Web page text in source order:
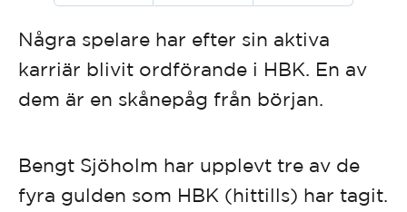
Några spelare har efter sin aktiva
karriär blivit ordförande i HBK. En av
dem är en skånepåg från början.
Bengt Sjöholm har upplevt tre av de
fyra gulden som HBK (hittills) har tagit.